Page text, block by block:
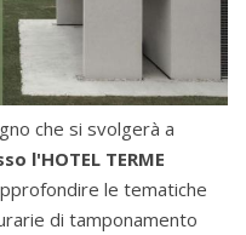
che si svolgerà a
l'HOTEL TERME
le tematiche
di tamponamento